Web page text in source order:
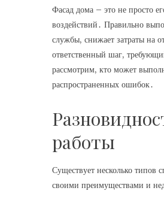
Фасад дома – это не просто
воздействий․ Правильно
службы, снижает затраты на
ответственный шаг,
рассмотрим, кто может
распространенных ошибок․
работы
Существует несколько типов
своими преимуществами и